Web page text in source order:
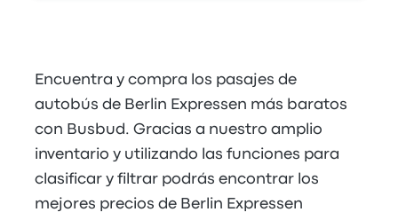
Encuentra y compra los pasajes de
autobús de Berlin Expressen más baratos
con Busbud. Gracias a nuestro amplio
inventario y utilizando las funciones para
clasificar y filtrar podrás encontrar los
mejores precios de Berlin Expressen